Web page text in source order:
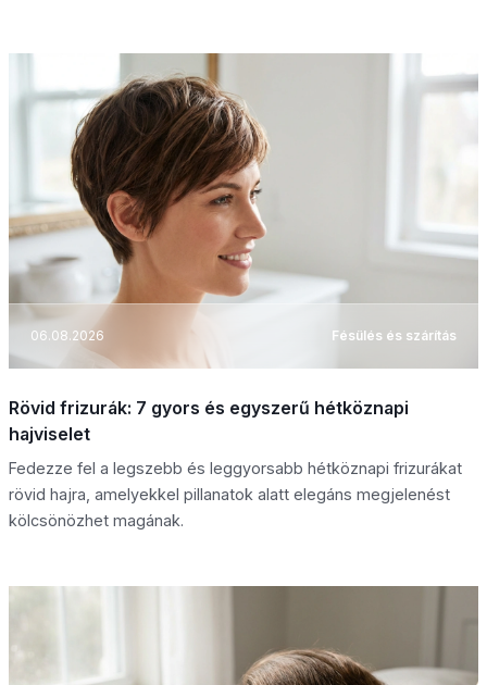
06.08.2026 Fésülés és szárítás
Rövid frizurák: 7 gyors és egyszerű hétköznapi
hajviselet
Fedezze fel a legszebb és leggyorsabb hétköznapi frizurákat
rövid hajra, amelyekkel pillanatok alatt elegáns megjelenést
kölcsönözhet magának.